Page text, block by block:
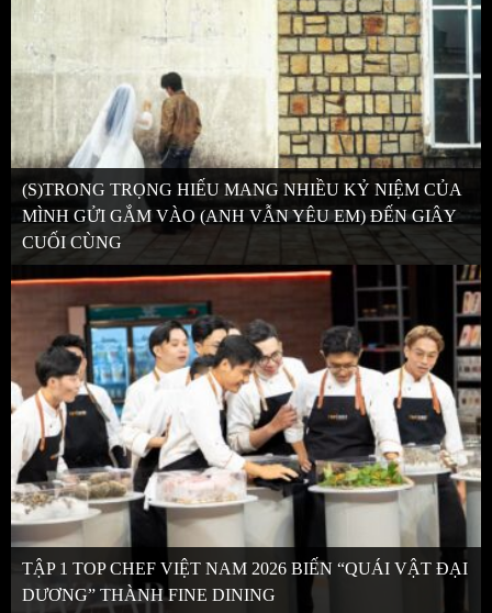
(S)TRONG TRỌNG HIẾU MANG NHIỀU KỶ NIỆM CỦA
MÌNH GỬI GẮM VÀO (ANH VẪN YÊU EM) ĐẾN GIÂY
CUỐI CÙNG
TẬP 1 TOP CHEF VIỆT NAM 2026 BIẾN “QUÁI VẬT ĐẠI
DƯƠNG” THÀNH FINE DINING